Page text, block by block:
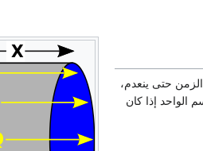
حتى ينعدم،
إذا كان